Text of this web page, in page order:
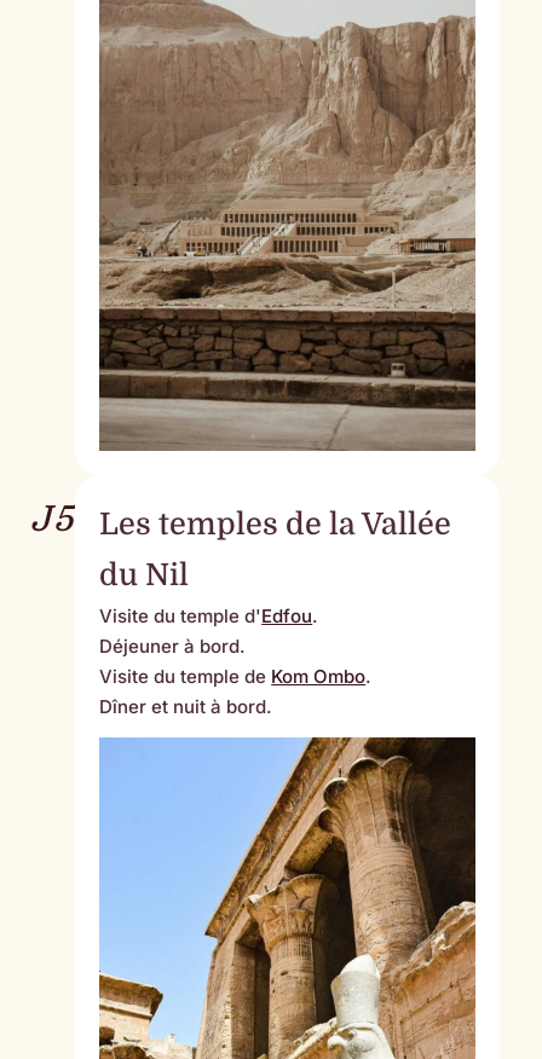
J5
Les temples de la Vallée
du Nil
Visite du temple d'Edfou.
Déjeuner à bord.
Visite du temple de Kom Ombo.
Dîner et nuit à bord.